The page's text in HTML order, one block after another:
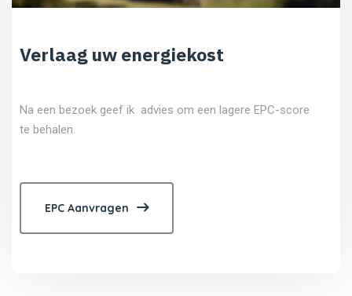
Verlaag uw energiekost
Na een bezoek geef ik advies om een lagere EPC-score
te behalen.
EPC Aanvragen